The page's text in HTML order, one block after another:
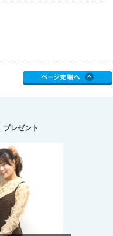
プレゼント